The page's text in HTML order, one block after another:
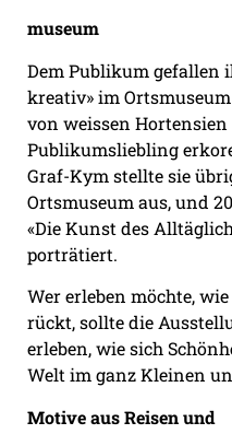
museum
Dem Publikum gefallen
kreativ» im
von weissen Hortensien
Publikumsliebling
Graf-Kym stellte sie
Ortsmuseum aus, und
«Die Kunst des
porträtiert.
Wer erleben möchte,
rückt, sollte die
erleben, wie sich
Welt im ganz Kleinen
Motive aus Reisen und